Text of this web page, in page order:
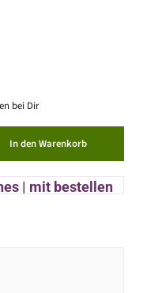
bei Dir
In den Warenkorb
| mit bestellen